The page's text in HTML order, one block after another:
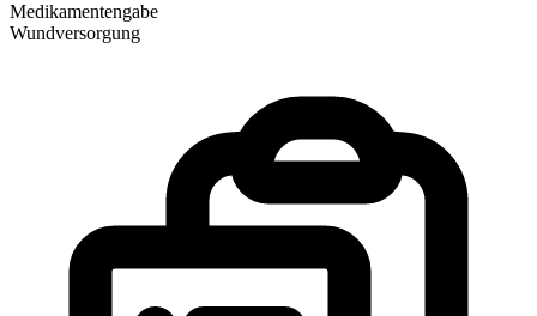
Medikamentengabe
Wundversorgung